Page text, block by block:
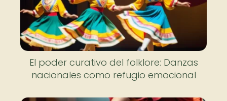
El poder curativo del folklore: Danzas
nacionales como refugio emocional